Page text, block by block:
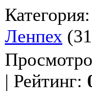
Категория:
Ленпех
| Рейтинг: